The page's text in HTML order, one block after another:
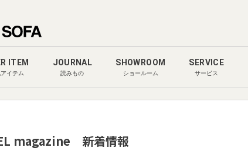
ITEM
イテム
JOURNAL
読みもの
SHOWROOM
ショールーム
SERVICE
サービス
magazine 新着情報